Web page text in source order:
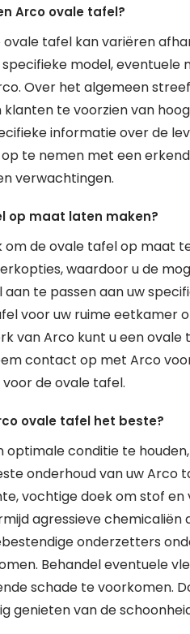
Arco ovale tafel?
tafel kan variëren
model, eventuele
Over het algemeen
te voorzien van
informatie over de
te nemen met een
verwachtingen.
op maat laten maken?
om de ovale tafel op maat
waardoor u de
te passen aan uw
voor uw ruime eetkamer
van Arco kunt u een
contact op met Arco
de ovale tafel.
ovale tafel het beste?
optimale conditie te
onderhoud van uw Arco
vochtige doek om stof en
agressieve
onderzetters
Behandel eventuele
schade te voorkomen.
genieten van de